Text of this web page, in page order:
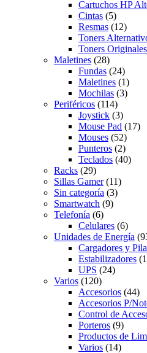
Cartuchos HP
Cintas (5)
Resmas (12)
Toners
Toners Originales
Maletines (28)
Fundas (24)
Maletines (1)
Mochilas (3)
Periféricos (114)
Joystick (3)
Mouse Pad (17)
Mouses (52)
Punteros (2)
Teclados (40)
Racks (29)
Sillas Gamer (11)
Sin categoría (3)
Smartwatch (9)
Telefonía (6)
Celulares (6)
Unidades de Energía
Cargadores y
Estabilizadores
UPS (24)
Varios (120)
Accesorios (44)
Accesorios P/
Control de
Porteros (9)
Productos de
Varios (14)